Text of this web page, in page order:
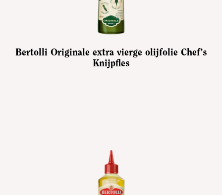
Bertolli Originale extra vierge olijfolie Chef’s
Knijpfles